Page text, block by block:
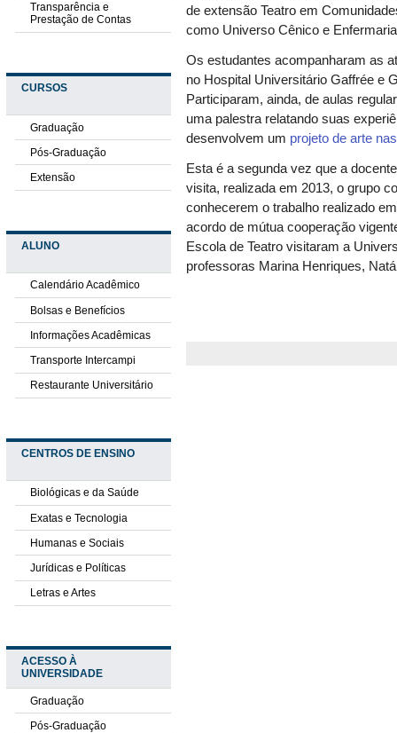
Transparência e
Prestação de Contas
CURSOS
Graduação
Pós-Graduação
Extensão
ALUNO
Calendário Acadêmico
Bolsas e Benefícios
Informações Acadêmicas
Transporte Intercampi
Restaurante Universitário
CENTROS DE ENSINO
Biológicas e da Saúde
Exatas e Tecnologia
Humanas e Sociais
Jurídicas e Políticas
Letras e Artes
ACESSO À
UNIVERSIDADE
Graduação
Pós-Graduação
de extensão Teatro em
como Universo Cênico e
Os estudantes acompanharam as
no Hospital Universitário Gaffrée e
Participaram, ainda, de aulas
uma palestra relatando suas
desenvolvem um projeto de arte
Esta é a segunda vez que a
visita, realizada em 2013, o grupo
conhecerem o trabalho realizado
acordo de mútua cooperação
Escola de Teatro visitaram a
professoras Marina Henriques,